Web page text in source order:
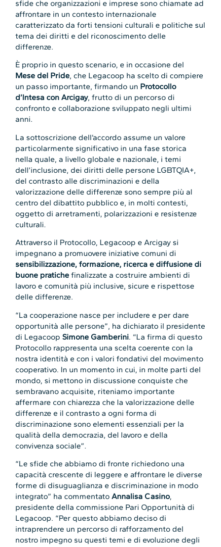
sfide che organizzazioni e imprese sono chiamate ad
affrontare in un contesto internazionale
caratterizzato da forti tensioni culturali e politiche sul
tema dei diritti e del riconoscimento delle
differenze.
È proprio in questo scenario, e in occasione del
Mese del Pride, che Legacoop ha scelto di compiere
un passo importante, firmando un Protocollo
d’Intesa con Arcigay, frutto di un percorso di
confronto e collaborazione sviluppato negli ultimi
anni.
La sottoscrizione dell’accordo assume un valore
particolarmente significativo in una fase storica
nella quale, a livello globale e nazionale, i temi
dell’inclusione, dei diritti delle persone LGBTQIA+,
del contrasto alle discriminazioni e della
valorizzazione delle differenze sono sempre più al
centro del dibattito pubblico e, in molti contesti,
oggetto di arretramenti, polarizzazioni e resistenze
culturali.
Attraverso il Protocollo, Legacoop e Arcigay si
impegnano a promuovere iniziative comuni di
sensibilizzazione, formazione, ricerca e diffusione di
buone pratiche finalizzate a costruire ambienti di
lavoro e comunità più inclusive, sicure e rispettose
delle differenze.
“La cooperazione nasce per includere e per dare
opportunità alle persone”, ha dichiarato il presidente
di Legacoop Simone Gamberini. “La firma di questo
Protocollo rappresenta una scelta coerente con la
nostra identità e con i valori fondativi del movimento
cooperativo. In un momento in cui, in molte parti del
mondo, si mettono in discussione conquiste che
sembravano acquisite, riteniamo importante
affermare con chiarezza che la valorizzazione delle
differenze e il contrasto a ogni forma di
discriminazione sono elementi essenziali per la
qualità della democrazia, del lavoro e della
convivenza sociale”.
“Le sfide che abbiamo di fronte richiedono una
capacità crescente di leggere e affrontare le diverse
forme di disuguaglianza e discriminazione in modo
integrato” ha commentatoAnnalisa Casino,
presidente della commissione Pari Opportunità di
Legacoop. “Per questo abbiamo deciso di
intraprendere un percorso di rafforzamento del
nostro impegno su questi temi e di evoluzione degli